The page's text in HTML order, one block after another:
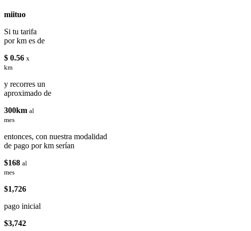
miituo
Si tu tarifa
por km es de
$ 0.56 x
km
y recorres un
aproximado de
300km al
mes
entonces, con nuestra modalidad
de pago por km serían
$168 al
mes
$1,726
pago inicial
$3,742